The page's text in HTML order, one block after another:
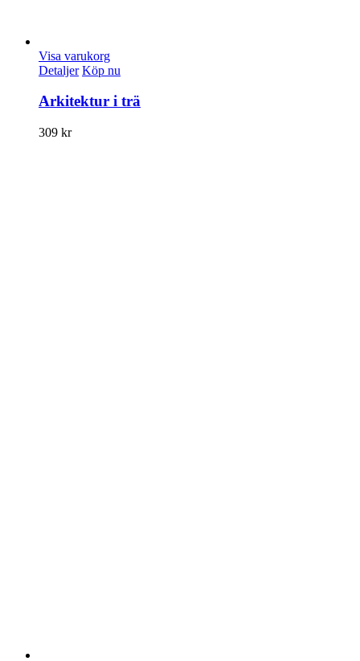
Visa varukorg
Detaljer Köp nu
Arkitektur i trä
309 kr